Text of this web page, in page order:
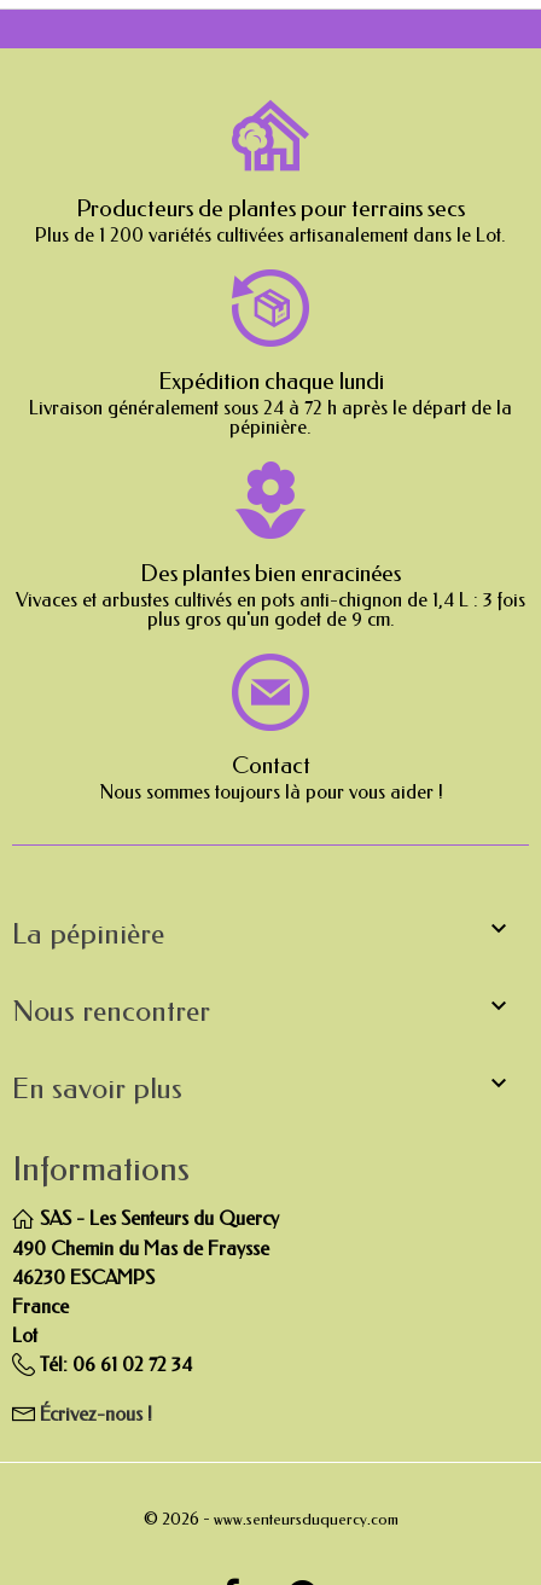
Producteurs de plantes pour terrains secs
Plus de 1 200 variétés cultivées artisanalement dans le Lot.
Expédition chaque lundi
Livraison généralement sous 24 à 72 h après le départ de la
pépinière.
Des plantes bien enracinées
Vivaces et arbustes cultivés en pots anti-chignon de 1,4 L : 3 fois
plus gros qu'un godet de 9 cm.
Contact
Nous sommes toujours là pour vous aider !
La pépinière 
Nous rencontrer 
En savoir plus 
Informations
SAS - Les Senteurs du Quercy
490 Chemin du Mas de Fraysse
46230 ESCAMPS
France
Lot
Tél: 06 61 02 72 34
Écrivez-nous !
© 2026 - www.senteursduquercy.com